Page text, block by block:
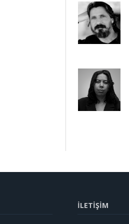
İLETİŞİM